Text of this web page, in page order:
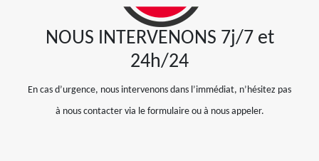
NOUS INTERVENONS 7j/7 et
24h/24
En cas d’urgence, nous intervenons dans l’immédiat, n’hésitez pas
à nous contacter via le formulaire ou à nous appeler.